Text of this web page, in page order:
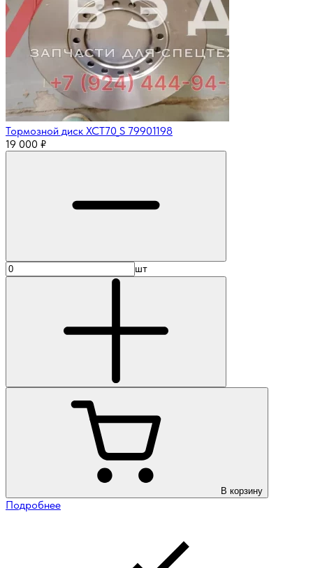
Тормозной диск XCT70_S 79901198
19 000 ₽
шт
В корзину
Подробнее